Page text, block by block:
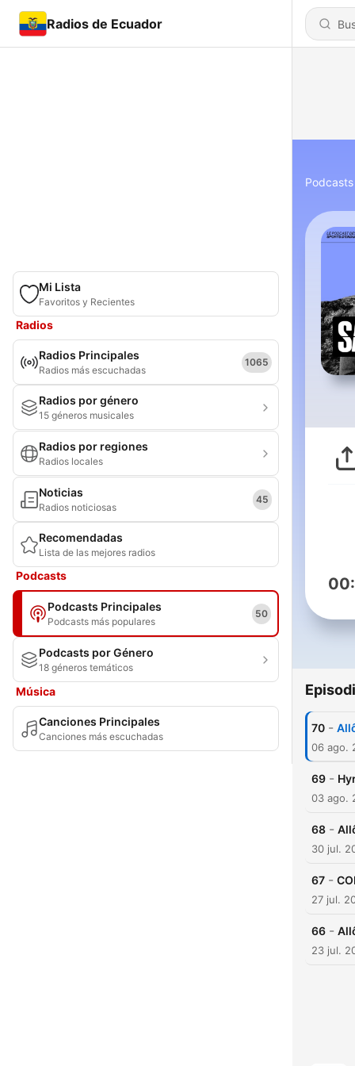
Radios de Ecuador
Mi Lista
Favoritos y Recientes
Radios
Radios Principales
Radios más escuchadas
1065
Radios por género
15 géneros musicales
Radios por regiones
Radios locales
Noticias
Radios noticiosas
45
Recomendadas
Lista de las mejores radios
Podcasts
Podcasts Principales
Podcasts más populares
50
Podcasts por Género
18 géneros temáticos
Música
Canciones Principales
Canciones más escuchadas
Podcasts
70 -
06 ago.
69 -
03 ago.
68 -
30 jul.
67 -
27 jul.
66 -
23 jul.